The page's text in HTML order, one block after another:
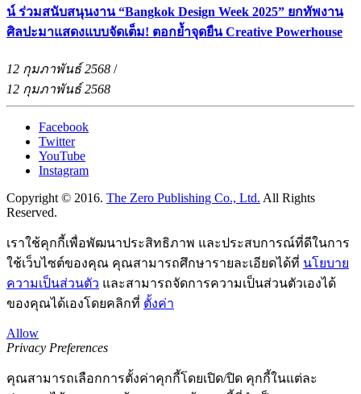
น์ ร่วมสนับสนุนงาน “Bangkok Design Week 2025” ยกทัพงาน
ศิลปะมาแสดงแบบจัดเต็ม! ตอกย้ำจุดยืน Creative Powerhouse
12 กุมภาพันธ์ 2568 /
12 กุมภาพันธ์ 2568
Facebook
Twitter
YouTube
Instagram
Copyright © 2016. The Zero Publishing Co., Ltd. All Rights
Reserved.
เราใช้คุกกี้เพื่อพัฒนาประสิทธิภาพ และประสบการณ์ที่ดีในการ
ใช้เว็บไซต์ของคุณ คุณสามารถศึกษารายละเอียดได้ที่ นโยบาย
ความเป็นส่วนตัว และสามารถจัดการความเป็นส่วนตัวเองได้
ของคุณได้เองโดยคลิกที่ ตั้งค่า
Allow
Privacy Preferences
คุณสามารถเลือกการตั้งค่าคุกกี้โดยเปิด/ปิด คุกกี้ในแต่ละ